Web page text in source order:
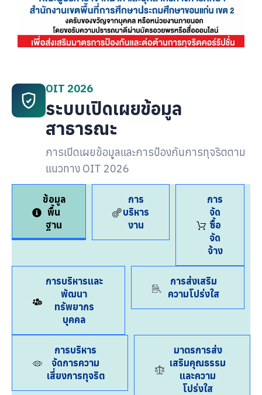
OIT 2026
ระบบเปิดเผยข้อมูล
สาธารณะ
การเปิดเผยข้อมูลและการป้องกันการทุจริตตาม
แนวทาง OIT 2026
ข้อมูล
พื้น
ฐาน
การ
บริหาร
งาน
การ
จัด
ซื้อ
จัด
จ้าง
การบริหารและ
พัฒนา
ทรัพยากร
บุคคล
การส่งเสริม
ความโปร่งใส
การบริหาร
จัดการความ
เสี่ยงการทุจริต
มาตรการส่ง
เสริมคุณธรรม
และความ
โปร่งใส